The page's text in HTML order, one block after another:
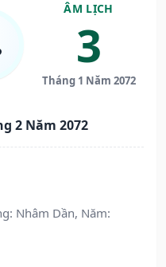
ÂM LỊCH
3
Tháng 1 Năm 2072
2 Năm 2072
Nhâm Dần, Năm: